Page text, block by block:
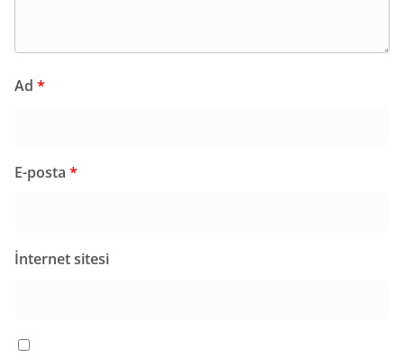
Ad *
E-posta *
İnternet sitesi